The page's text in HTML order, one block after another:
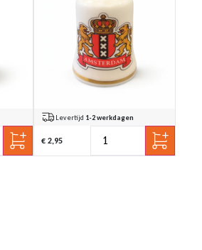
Levertijd 1-2 werkdagen
€ 2,95